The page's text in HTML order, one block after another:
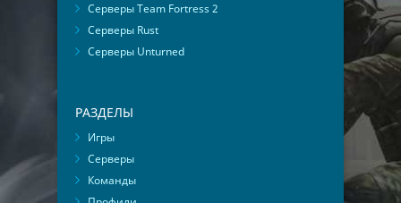
Серверы Team Fortress 2
Серверы Rust
Серверы Unturned
РАЗДЕЛЫ
Игры
Серверы
Команды